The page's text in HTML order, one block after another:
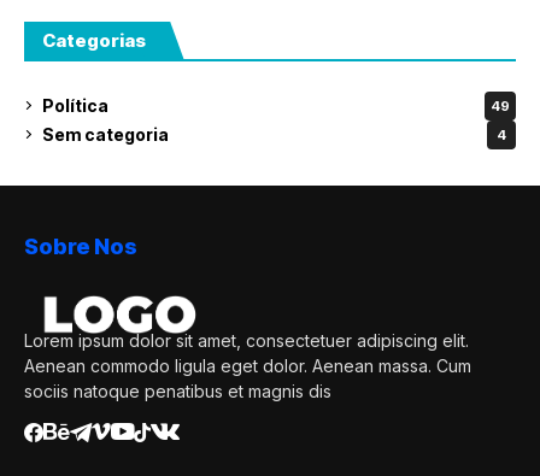
Categorias
Política 49
Sem categoria 4
Sobre Nos
Lorem ipsum dolor sit amet, consectetuer adipiscing elit.
Aenean commodo ligula eget dolor. Aenean massa. Cum
sociis natoque penatibus et magnis dis